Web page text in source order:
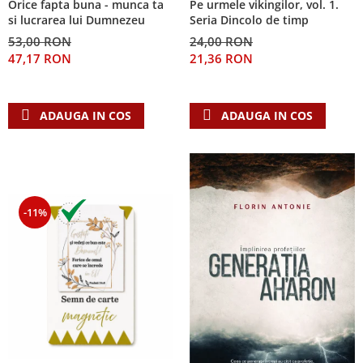
Despre afaceri
Dezvoltare personala
Leadership
Mediu
Orice fapta buna - munca ta
si lucrarea lui Dumnezeu
53,00 RON
47,17 RON
ADAUGA IN COS
Pe urmele vikingilor, vol. 1.
Seria Dincolo de timp
24,00 RON
21,36 RON
ADAUGA IN COS
-11%